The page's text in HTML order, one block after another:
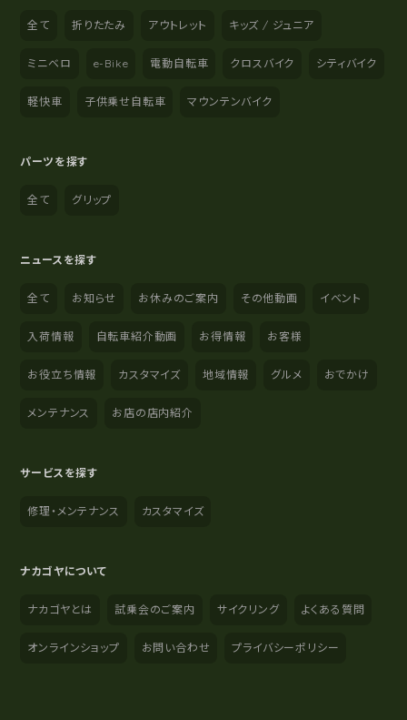
全て 折りたたみ アウトレット キッズ / ジュニア
ミニベロ e-Bike 電動自転車 クロスバイク シティバイク
軽快車 子供乗せ自転車 マウンテンバイク
パーツを探す
全て グリップ
ニュースを探す
全て お知らせ お休みのご案内 その他動画 イベント
入荷情報 自転車紹介動画 お得情報 お客様
お役立ち情報 カスタマイズ 地域情報 グルメ おでかけ
メンテナンス お店の店内紹介
サービスを探す
修理・メンテナンス カスタマイズ
ナカゴヤについて
ナカゴヤとは 試乗会のご案内 サイクリング よくある質問
オンラインショップ お問い合わせ プライバシーポリシー